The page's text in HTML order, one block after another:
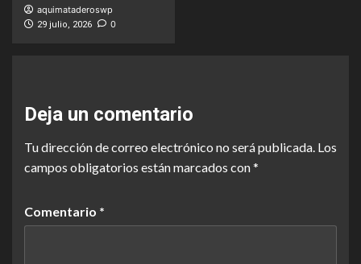
aquimataderoswp
29 julio, 2026 0
Deja un comentario
Tu dirección de correo electrónico no será publicada. Los
campos obligatorios están marcados con*
Comentario *